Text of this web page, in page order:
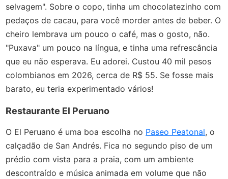
selvagem". Sobre o copo, tinha um chocolatezinho com
pedaços de cacau, para você morder antes de beber. O
cheiro lembrava um pouco o café, mas o gosto, não.
"Puxava" um pouco na língua, e tinha uma refrescância
que eu não esperava. Eu adorei. Custou 40 mil pesos
colombianos em 2026, cerca de R$ 55. Se fosse mais
barato, eu teria experimentado vários!
Restaurante El Peruano
O El Peruano é uma boa escolha no Paseo Peatonal, o
calçadão de San Andrés. Fica no segundo piso de um
prédio com vista para a praia, com um ambiente
descontraído e música animada em volume que não